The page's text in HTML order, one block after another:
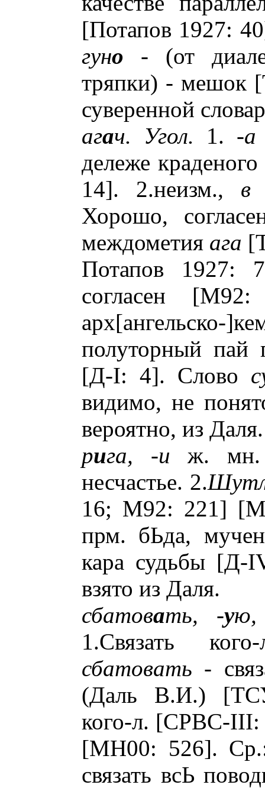
[Потапов 1927:
гуно - (от
тряпки) - мешок
суверенной
агач. Угол. 1. -а
дележе
14]. 2.неизм., в
Хорошо,
междометия ага
Потапов
согласен
полуторный
[Д-I: 4]. Слово
видимо, не
вероятно, из Даля.
рига, -и ж.
несчастье. 2.
16; М92: 221]
прм. бЬда,
кара судьбы [Д-
взято из Даля.
сбатовать, -у
1.Связать
сбатовать -
(Даль В.И.)
кого-л. [СРВС-
[МН00: 526].
связать всЬ